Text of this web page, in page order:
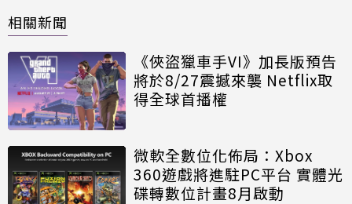
相關新聞
《俠盜獵車手VI》加長版預告
將於8/27震撼來襲 Netflix取
得全球首播權
微軟全數位化佈局：Xbox
360遊戲將進駐PC平台 實體光
碟轉數位計畫8月啟動